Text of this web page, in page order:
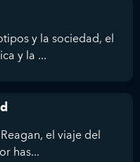
y la sociedad, el
y la ...
el viaje del
has...